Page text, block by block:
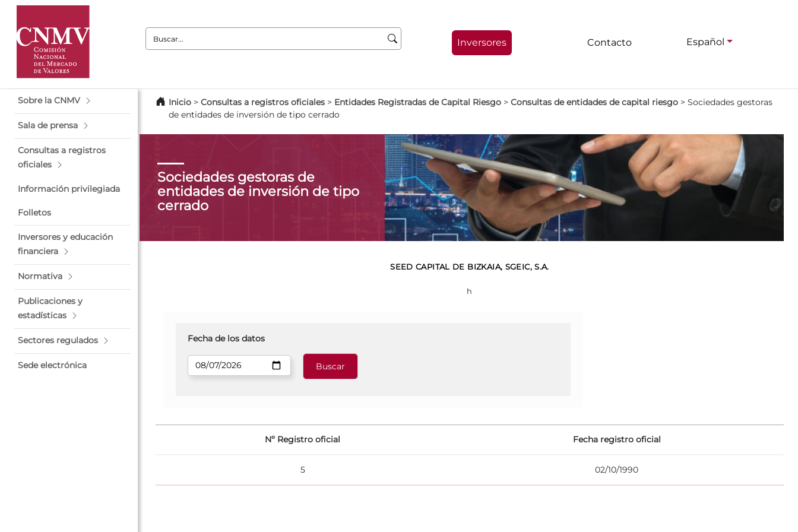
Buscar:
Inversores Contacto Español
Sobre la CNMV
Sala de prensa
Consultas a registros
oficiales
Información privilegiada
Folletos
Inversores y educación
financiera
Normativa
Publicaciones y
estadísticas
Sectores regulados
Sede electrónica
Inicio > Consultas a registros oficiales > Entidades Registradas de Capital Riesgo > Consultas de entidades de capital riesgo > Sociedades gestoras
de entidades de inversión de tipo cerrado
Sociedades gestoras de
entidades de inversión de tipo
cerrado
SEED CAPITAL DE BIZKAIA, SGEIC, S.A.
h
Fecha de los datos
Nº Registro oficial Fecha registro oficial
5 02/10/1990